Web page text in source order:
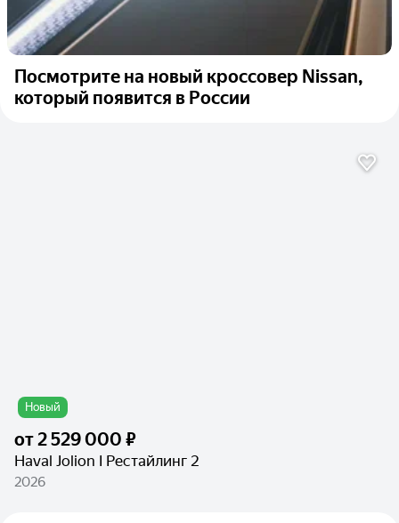
Посмотрите на новый кроссовер Nissan,
который появится в России
Новый
от2 529 000 ₽
Haval Jolion I Рестайлинг 2
2026